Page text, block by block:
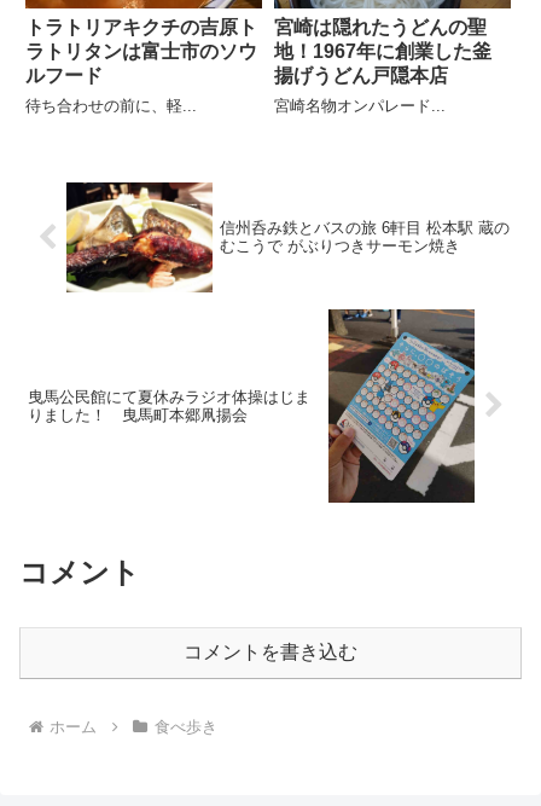
トラトリアキクチの吉原ト
ラトリタンは富士市のソウ
ルフード
待ち合わせの前に、軽...
宮崎は隠れたうどんの聖
地！1967年に創業した釜
揚げうどん戸隠本店
宮崎名物オンパレード...
信州呑み鉄とバスの旅 6軒目 松本駅 蔵の
むこうで がぶりつきサーモン焼き
曳馬公民館にて夏休みラジオ体操はじま
りました！ 曳馬町本郷凧揚会
コメント
コメントを書き込む
ホーム 食べ歩き